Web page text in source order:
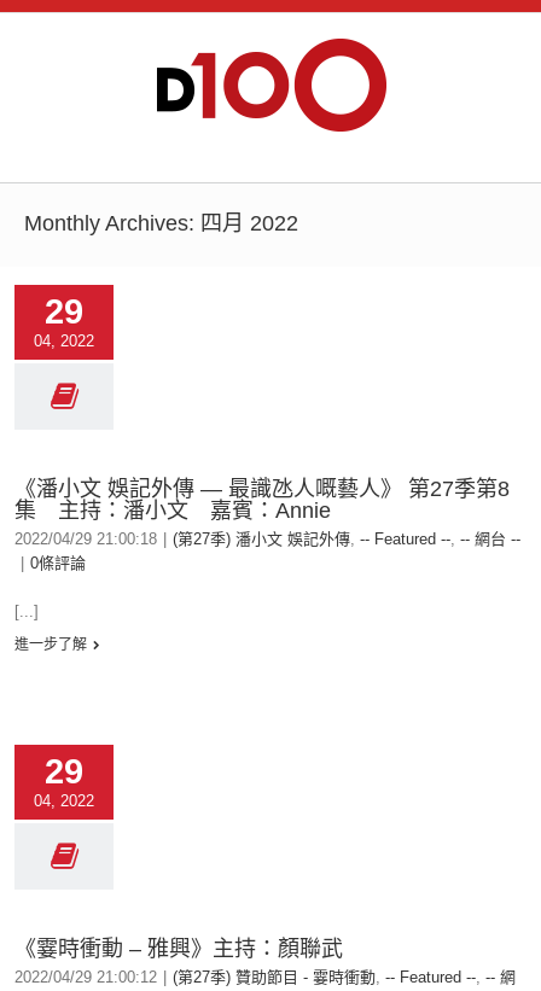
Monthly Archives: 四月 2022
29
04, 2022
《潘小文 娛記外傳 — 最識氹人嘅藝人》 第27季第8
集 主持：潘小文 嘉賓：Annie
2022/04/29 21:00:18 (第27季) 潘小文 娛記外傳, -- Featured --, -- 網台 --
0條評論
[...]
進一步了解
29
04, 2022
《霎時衝動 – 雅興》主持：顏聯武
2022/04/29 21:00:12 (第27季) 贊助節目 - 霎時衝動, -- Featured --, -- 網